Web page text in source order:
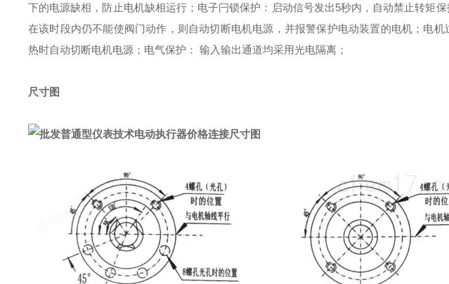
下的电源缺相，防止电机缺相运行； 电子闩锁保护：启动信号发出5秒内，自动禁止转矩
在该时段内仍不能使阀门动作，则自动切断电机电源，并报警保护电动装置的电机； 电机
热时自动切断电机电源； 电气保护： 输入输出通道均采用光电隔离；
尺寸图
连接尺寸图